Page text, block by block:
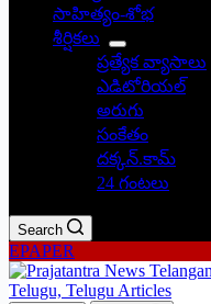
సాహిత్యం-శోభ
శీర్షికలు
ప్రత్యేక వ్యాసాలు
ఎడిటోరియల్
అరుగు
సంకేతం
దక్కన్.కామ్
24 గంటలు
Search
EPAPER